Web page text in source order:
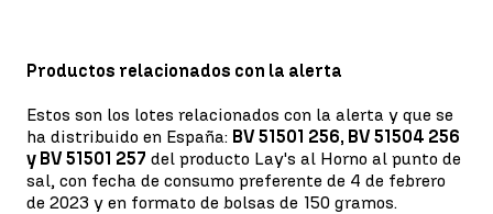
Productos relacionados con la alerta
Estos son los lotes relacionados con la alerta y que se
ha distribuido en España: BV 51501 256, BV 51504 256
y BV 51501 257 del producto Lay's al Horno al punto de
sal, con fecha de consumo preferente de 4 de febrero
de 2023 y en formato de bolsas de 150 gramos.